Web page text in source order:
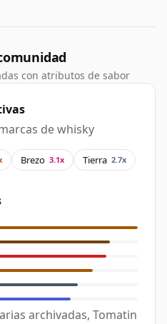
con atributos de sabor
de whisky
Brezo 3.1x Tierra 2.7x
archivadas, Tomatin